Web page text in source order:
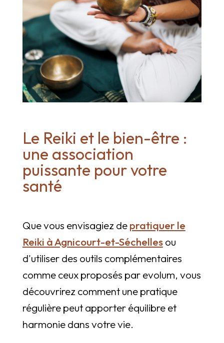
Le Reiki et le bien-être :
une association
puissante pour votre
santé
Que vous envisagiez depratiquer le
Reiki à Agnicourt-et-Séchellesou
d'utiliser des outils complémentaires
comme ceux proposés par evolum, vous
découvrirez comment une pratique
régulière peut apporter équilibre et
harmonie dans votre vie.